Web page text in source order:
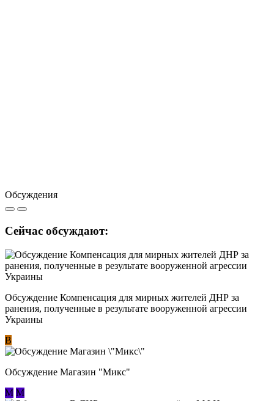
Обсуждения
Сейчас обсуждают:
Обсуждение Компенсация для мирных жителей ДНР за
ранения, полученные в результате вооруженной агрессии
Украины
В
Обсуждение Магазин "Микс"
М М